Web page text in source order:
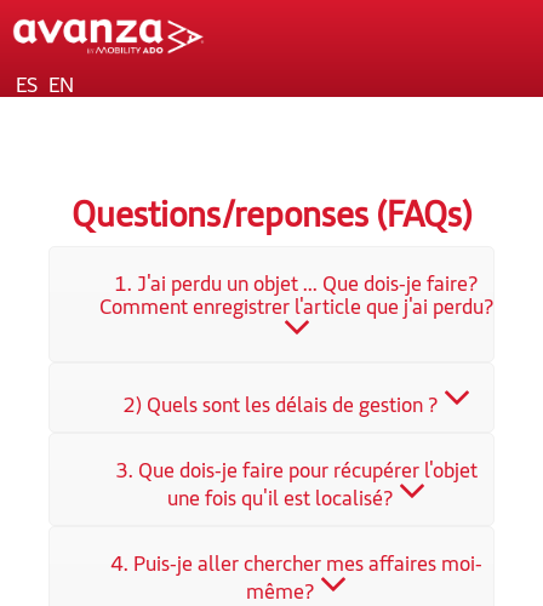
ES EN
Questions/reponses (FAQs)
1. J'ai perdu un objet ... Que dois-je faire?
Comment enregistrer l'article que j'ai perdu?
2) Quels sont les délais de gestion ?
3. Que dois-je faire pour récupérer l'objet
une fois qu'il est localisé?
4. Puis-je aller chercher mes affaires moi-
même?